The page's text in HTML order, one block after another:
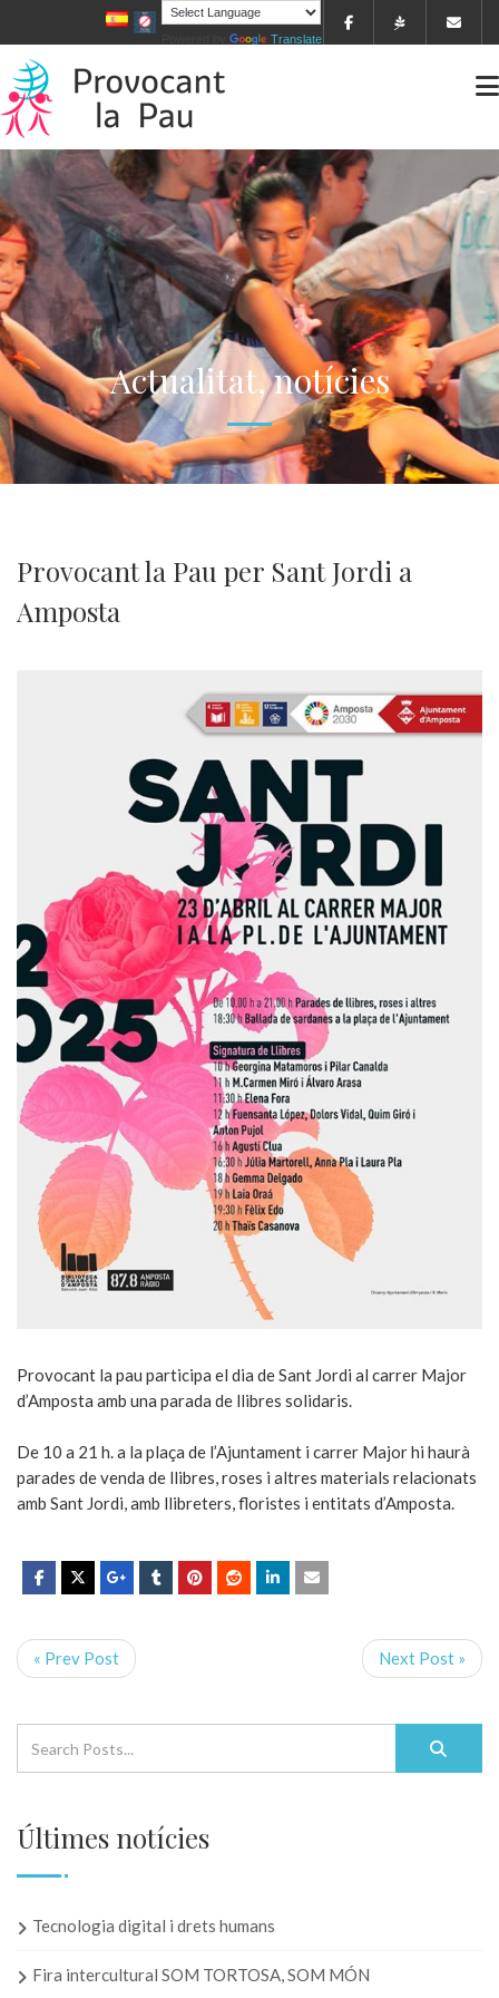
Translate
Actualitat, notícies
Provocant la Pau per Sant Jordi a
Amposta
Provocant la pau participa el dia de Sant Jordi al carrer Major
d’Amposta amb una parada de llibres solidaris.
De 10 a 21 h. a la plaça de l’Ajuntament i carrer Major hi haurà
parades de venda de llibres, roses i altres materials rela­cionats
amb Sant Jordi, amb llibreters, floristes i entitats d’Amposta.
« Prev Post Next Post »
Últimes notícies
Tecnologia digital i drets humans
Fira intercultural SOM TORTOSA, SOM MÓN